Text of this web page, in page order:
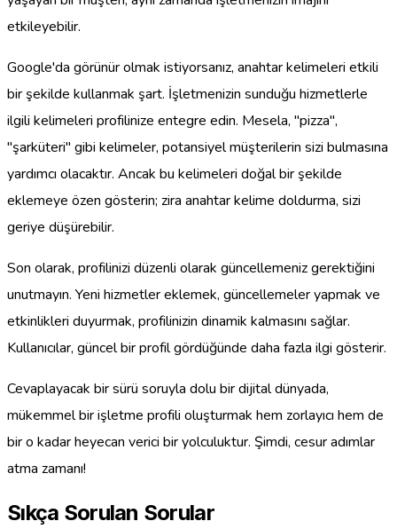
etkileyebilir.
Google'da görünür olmak istiyorsanız, anahtar kelimeleri etkili
bir şekilde kullanmak şart. İşletmenizin sunduğu hizmetlerle
ilgili kelimeleri profilinize entegre edin. Mesela, "pizza",
"şarküteri" gibi kelimeler, potansiyel müşterilerin sizi bulmasına
yardımcı olacaktır. Ancak bu kelimeleri doğal bir şekilde
eklemeye özen gösterin; zira anahtar kelime doldurma, sizi
geriye düşürebilir.
Son olarak, profilinizi düzenli olarak güncellemeniz gerektiğini
unutmayın. Yeni hizmetler eklemek, güncellemeler yapmak ve
etkinlikleri duyurmak, profilinizin dinamik kalmasını sağlar.
Kullanıcılar, güncel bir profil gördüğünde daha fazla ilgi gösterir.
Cevaplayacak bir sürü soruyla dolu bir dijital dünyada,
mükemmel bir işletme profili oluşturmak hem zorlayıcı hem de
bir o kadar heyecan verici bir yolculuktur. Şimdi, cesur adımlar
atma zamanı!
Sıkça Sorulan Sorular